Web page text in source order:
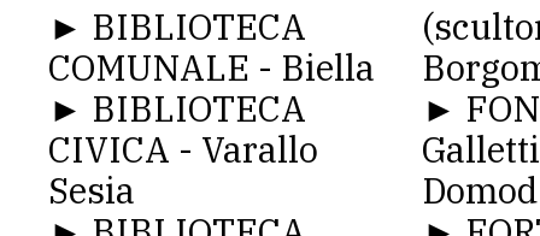
► BIBLIOTECA
COMUNALE - Biella
► BIBLIOTECA
CIVICA - Varallo
Sesia
►